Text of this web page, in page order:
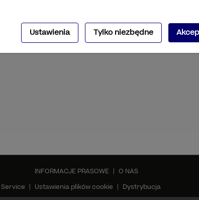
Ustawienia Tylko niezbędne
INFORMACJE PRASOWE | O NAS
| Ustawienia plików cookie | Dystrybucja